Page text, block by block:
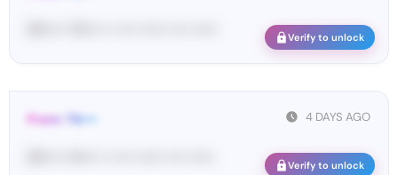
Verify to unlock
4 DAYS AGO
From: Tik•••
Verify to unlock